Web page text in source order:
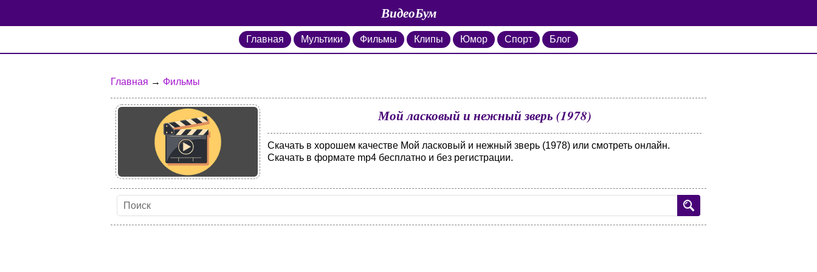
ВидеоБум
Главная Мультики Фильмы Клипы Юмор Спорт Блог
Главная → Фильмы
Мой ласковый и нежный зверь (1978)
Скачать в хорошем качестве Мой ласковый и нежный зверь (1978) или смотреть онлайн.
Скачать в формате mp4 бесплатно и без регистрации.